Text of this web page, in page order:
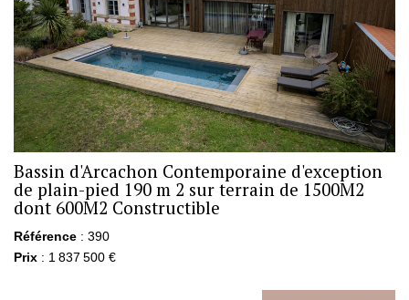
Bassin d'Arcachon Contemporaine d'exception
de plain-pied 190 m 2 sur terrain de 1500M2
dont 600M2 Constructible
Référence : 390
Prix : 1 837 500 €